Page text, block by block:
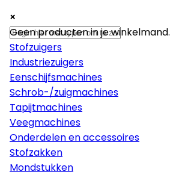
×
Machines
Stofzuigers
Industriezuigers
Eenschijfsmachines
Schrob-/zuigmachines
Tapijtmachines
Veegmachines
Onderdelen en accessoires
Stofzakken
Mondstukken
×
×
Geen producten in je winkelmand.